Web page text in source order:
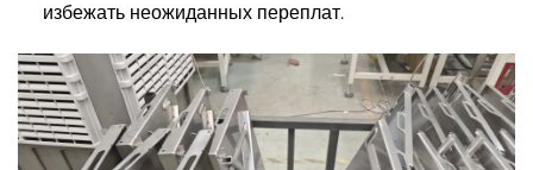
избежать неожиданных переплат.